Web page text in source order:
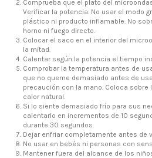
Comprueba que el plato del
Verificar la potencia. No usar el modo
plástico ni producto inflamable. No
horno ni fuego directo.
Colocar el saco en el interior del
la mitad.
Calentar según la potencia el tiempo
Comprobar la temperatura antes de
que no queme demasiado antes de
precaución con la mano. Coloca sobre
calor natural.
Si lo siente demasiado frío para sus
calentarlo en incrementos de 10
durante 30 segundos.
Dejar enfriar completamente antes de
No usar en bebés ni personas con
Mantener fuera del alcance de los